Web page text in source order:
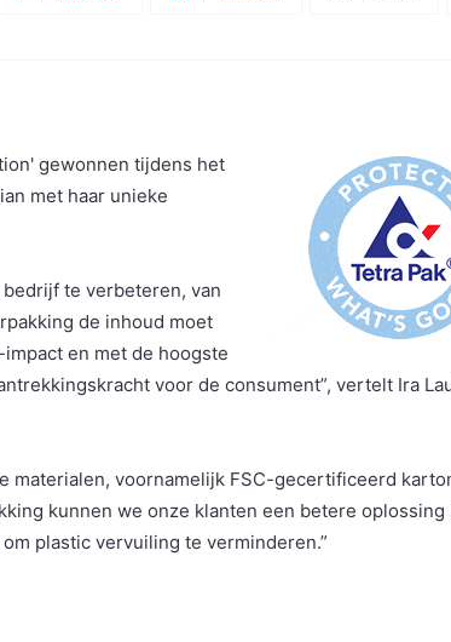
gewonnen tijdens het
met haar unieke
te verbeteren, van
de inhoud moet
en met de hoogste
voor de consument”, vertelt Ira
materialen, voornamelijk FSC-gecertificeerd
kunnen we onze klanten een betere oplossing
plastic vervuiling te verminderen.”